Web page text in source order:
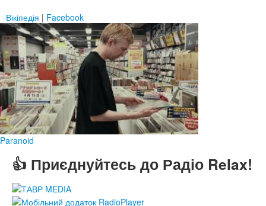
Вікіпедія | Facebook
Paranoid
👍 Приєднуйтесь до Радіо Relax!